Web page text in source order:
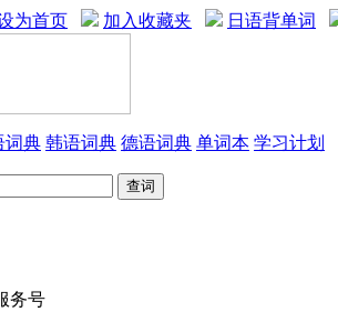
为首页 加入收藏夹 日语背单词
词典 韩语词典 德语词典 单词本 学习计划